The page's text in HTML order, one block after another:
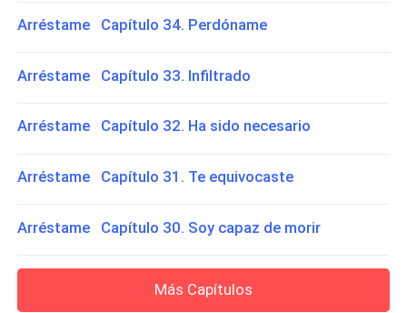
Arréstame Capítulo 34. Perdóname
Arréstame Capítulo 33. Infiltrado
Arréstame Capítulo 32. Ha sido necesario
Arréstame Capítulo 31. Te equivocaste
Arréstame Capítulo 30. Soy capaz de morir
Más Capítulos